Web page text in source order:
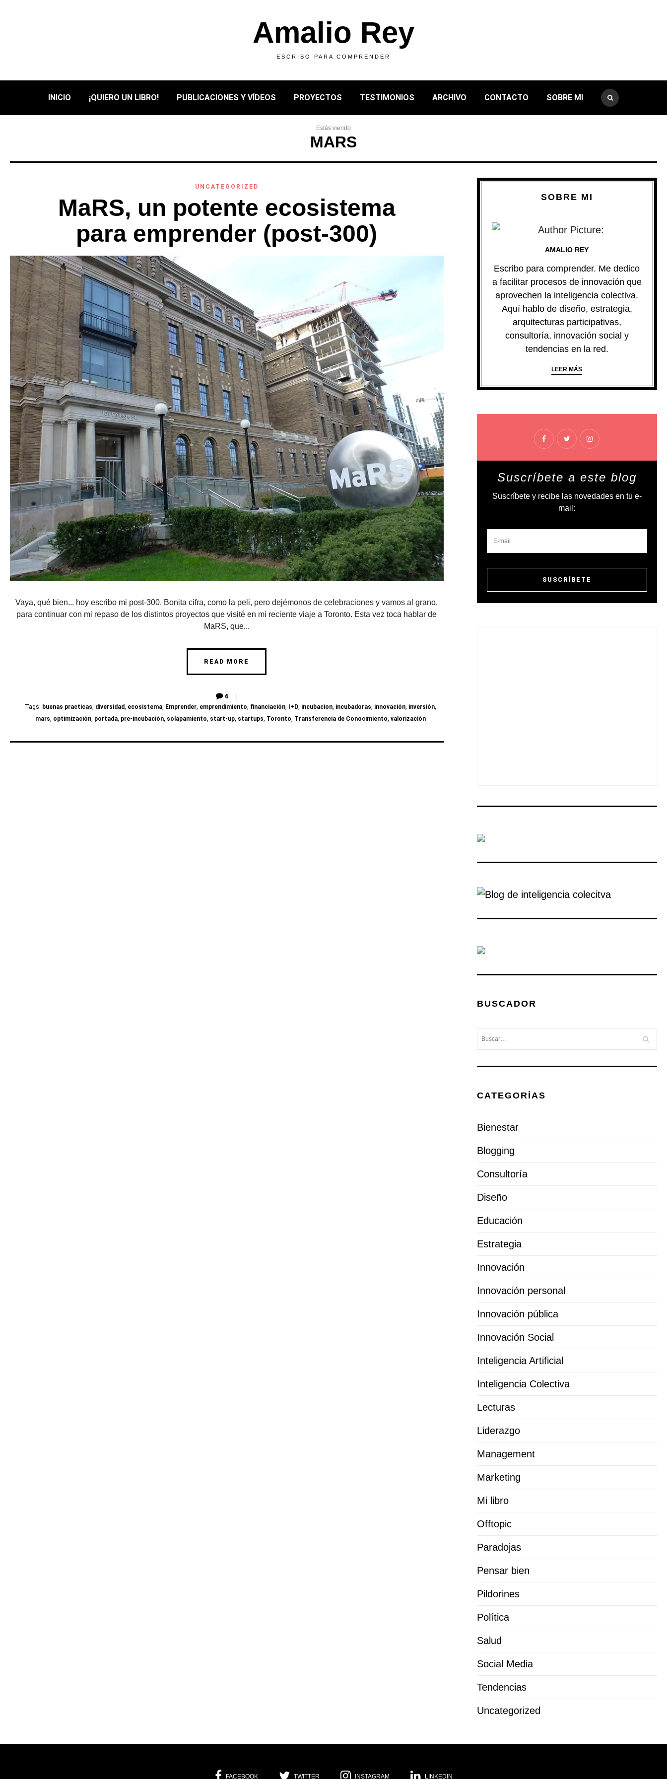
Amalio Rey
ESCRIBO PARA COMPRENDER
INICIO ¡QUIERO UN LIBRO! PUBLICACIONES Y VÍDEOS PROYECTOS TESTIMONIOS ARCHIVO CONTACTO SOBRE MI
Estás viendo
MARS
UNCATEGORIZED
MaRS, un potente ecosistema
para emprender (post-300)
Vaya, qué bien... hoy escribo mi post-300. Bonita cifra, como la peli, pero dejémonos de celebraciones y vamos al grano,
para continuar con mi repaso de los distintos proyectos que visité en mi reciente viaje a Toronto. Esta vez toca hablar de
MaRS, que...
READ MORE
6
Tags: buenas practicas, diversidad, ecosistema, Emprender, emprendimiento, financiación, I+D, incubacion, incubadoras, innovación, inversión,
mars, optimización, portada, pre-incubación, solapamiento, start-up, startups, Toronto, Transferencia de Conocimiento, valorización
SOBRE MI
AMALIO REY
Escribo para comprender. Me dedico
a facilitar procesos de innovación que
aprovechen la inteligencia colectiva.
Aquí hablo de diseño, estrategia,
arquitecturas participativas,
consultoría, innovación social y
tendencias en la red.
LEER MÁS
Suscríbete a este blog
Suscríbete y recibe las novedades en tu e-
mail:
BUSCADOR
CATEGORÍAS
Bienestar
Blogging
Consultoría
Diseño
Educación
Estrategia
Innovación
Innovación personal
Innovación pública
Innovación Social
Inteligencia Artificial
Inteligencia Colectiva
Lecturas
Liderazgo
Management
Marketing
Mi libro
Offtopic
Paradojas
Pensar bien
Pildorines
Política
Salud
Social Media
Tendencias
Uncategorized
FACEBOOK TWITTER INSTAGRAM LINKEDIN